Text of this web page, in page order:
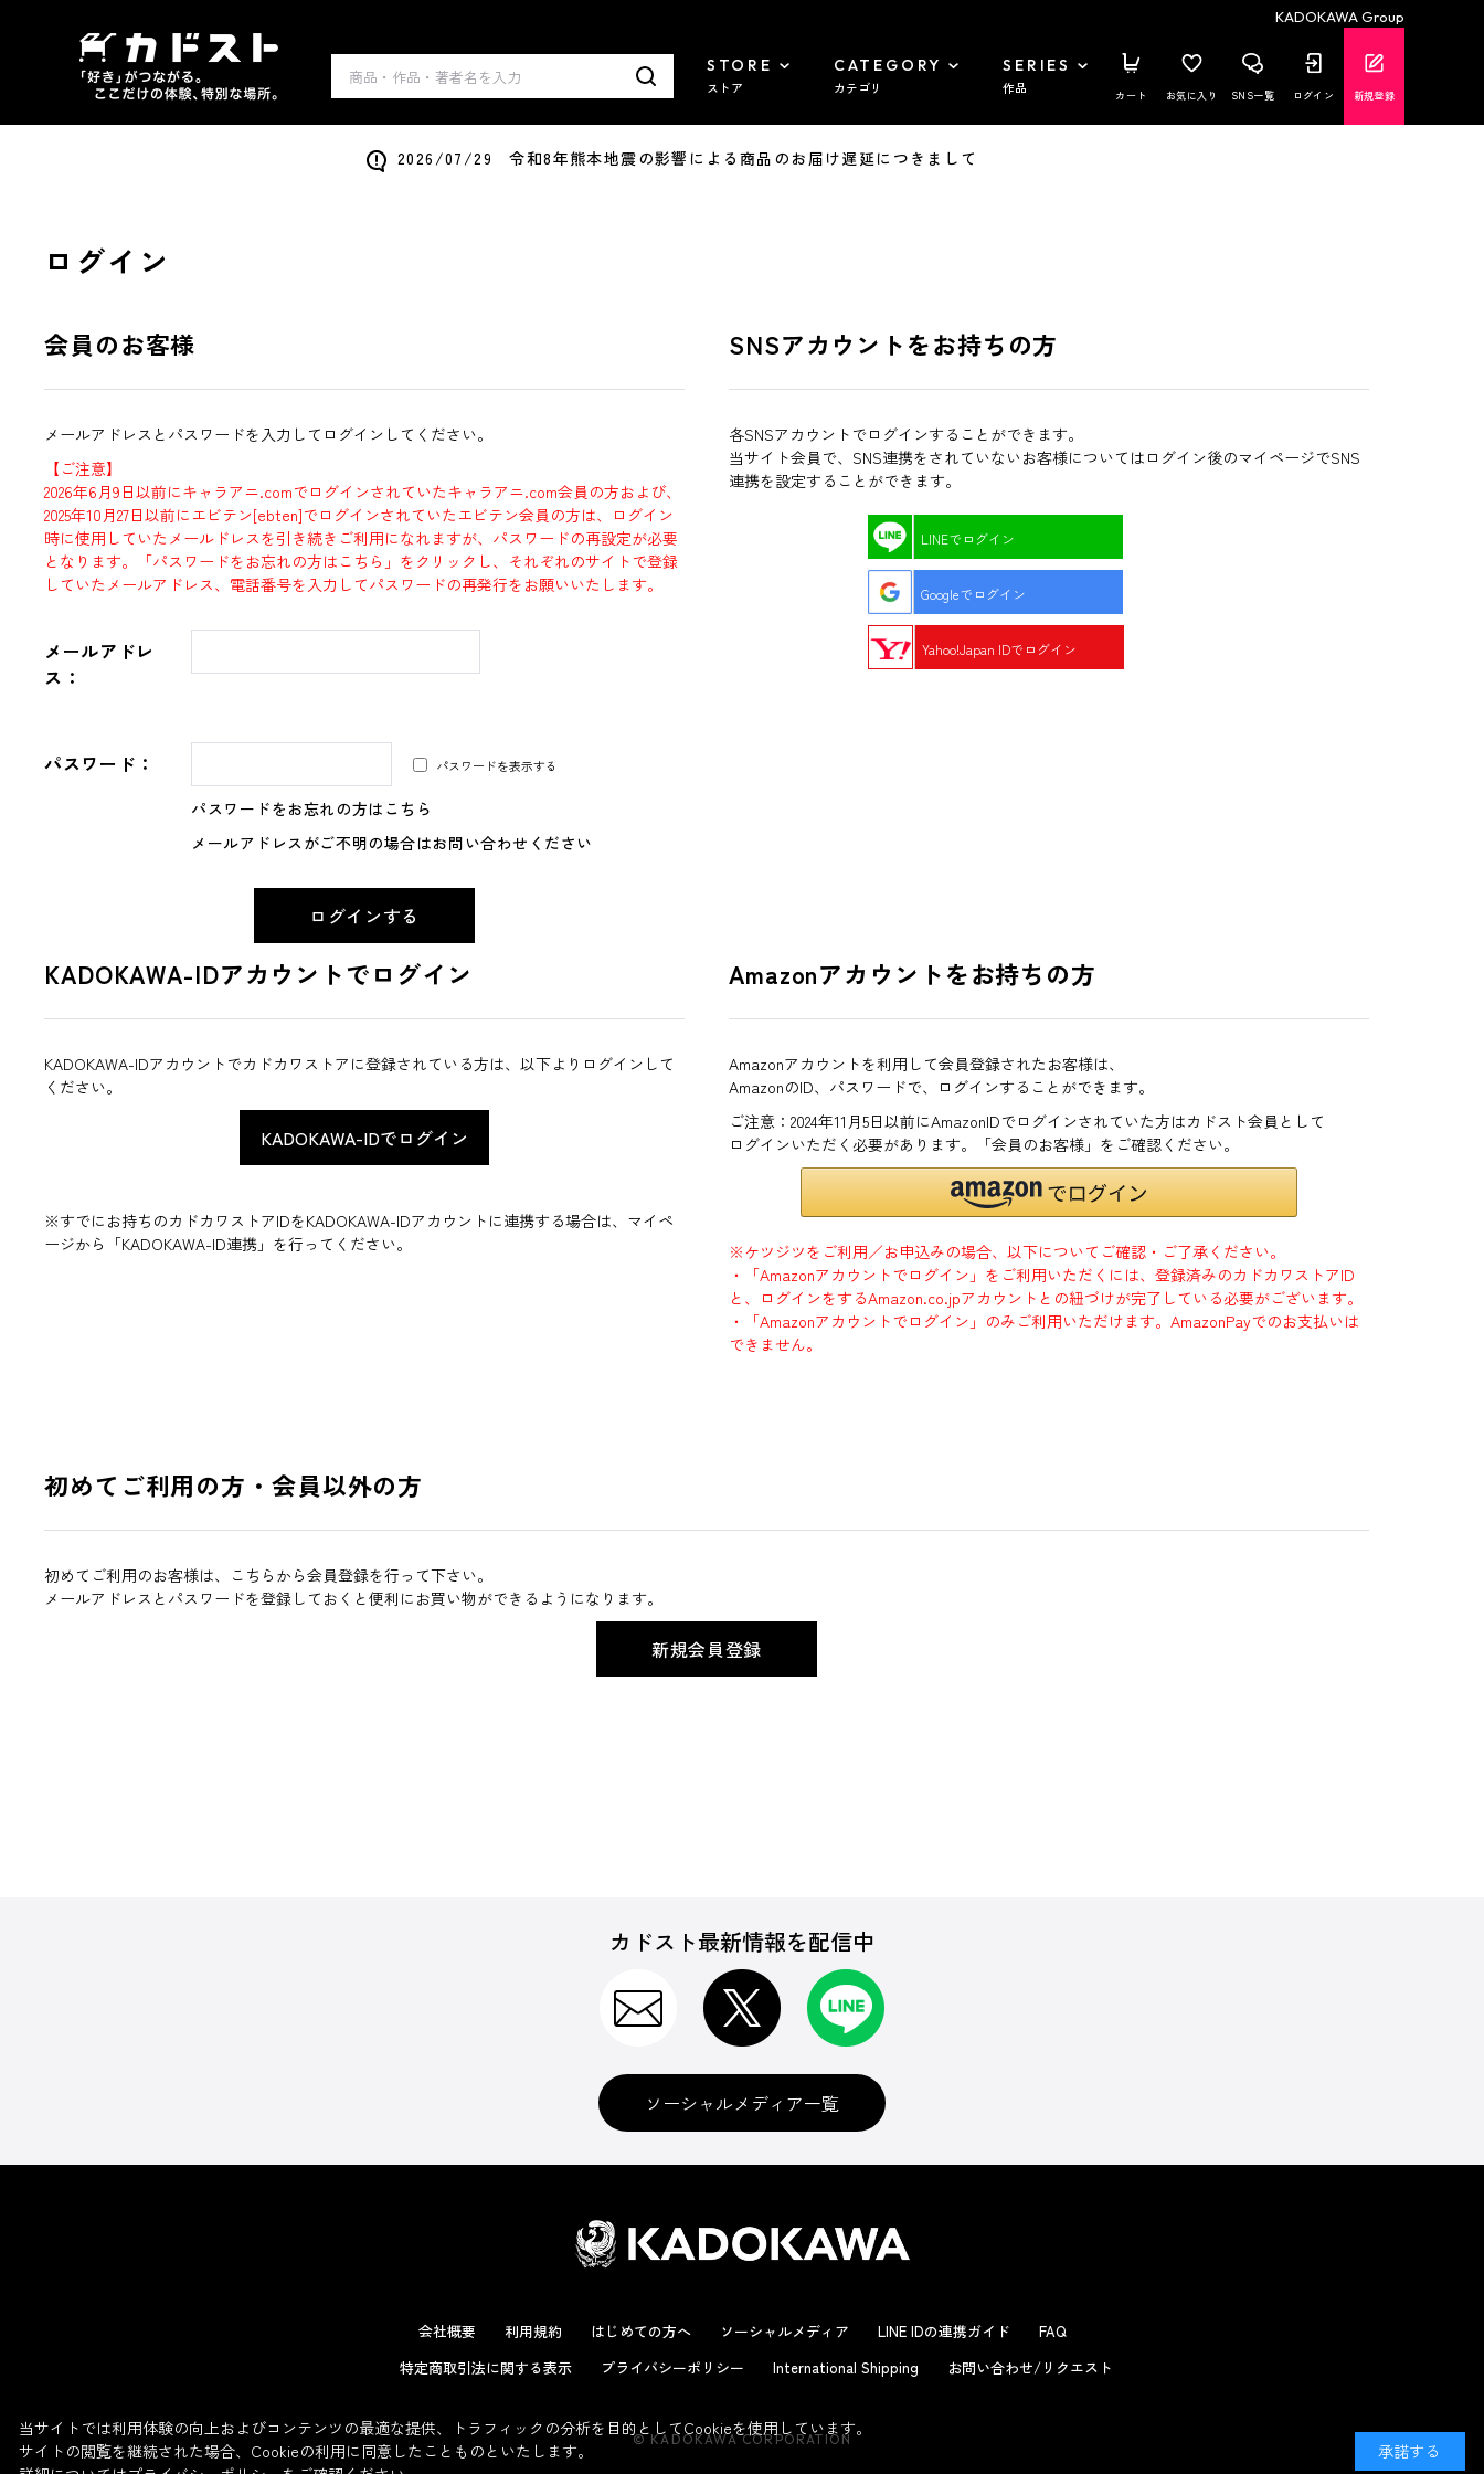
KADOKAWA Group
STORE
ストア
CATEGORY
カテゴリ
SERIES
作品 カート お気に入り SNS一覧 ログイン 新規登録
2026/07/29 令和8年熊本地震の影響による商品のお届け遅延につきまして
ログイン
会員のお客様
メールアドレスとパスワードを入力してログインしてください。
【ご注意】
2026年6月9日以前にキャラアニ.comでログインされていたキャラアニ.com会員の方および、
2025年10月27日以前にエビテン[ebten]でログインされていたエビテン会員の方は、ログイン
時に使用していたメールドレスを引き続きご利用になれますが、パスワードの再設定が必要
となります。「パスワードをお忘れの方はこちら」をクリックし、それぞれのサイトで登録
していたメールアドレス、電話番号を入力してパスワードの再発行をお願いいたします。
メールアドレ
ス：
パスワード： パスワードを表示する
パスワードをお忘れの方はこちら
メールアドレスがご不明の場合はお問い合わせください
KADOKAWA-IDアカウントでログイン
KADOKAWA-IDアカウントでカドカワストアに登録されている方は、以下よりログインして
ください。
※すでにお持ちのカドカワストアIDをKADOKAWA-IDアカウントに連携する場合は、マイペ
ージから「KADOKAWA-ID連携」を行ってください。
SNSアカウントをお持ちの方
各SNSアカウントでログインすることができます。
当サイト会員で、SNS連携をされていないお客様についてはログイン後のマイページでSNS
連携を設定することができます。
LINEでログイン
Googleでログイン
Yahoo!Japan IDでログイン
Amazonアカウントをお持ちの方
Amazonアカウントを利用して会員登録されたお客様は、
AmazonのID、パスワードで、ログインすることができます。
ご注意：2024年11月5日以前にAmazonIDでログインされていた方はカドスト会員として
ログインいただく必要があります。「会員のお客様」をご確認ください。
※ケツジツをご利用／お申込みの場合、以下についてご確認・ご了承ください。
・「Amazonアカウントでログイン」をご利用いただくには、登録済みのカドカワストアID
と、ログインをするAmazon.co.jpアカウントとの紐づけが完了している必要がございます。
・「Amazonアカウントでログイン」のみご利用いただけます。AmazonPayでのお支払いは
できません。
初めてご利用の方・会員以外の方
初めてご利用のお客様は、こちらから会員登録を行って下さい。
メールアドレスとパスワードを登録しておくと便利にお買い物ができるようになります。
カドスト最新情報を配信中
ソーシャルメディア一覧
会社概要 利用規約 はじめての方へ ソーシャルメディア LINE IDの連携ガイド
FAQ
特定商取引法に関する表示
プライバシーポリシー International Shipping お問い合わせ/リクエスト
© KADOKAWA CORPORATION
当サイトでは利用体験の向上およびコンテンツの最適な提供、トラフィックの分析を目的としてCookieを使用しています。
サイトの閲覧を継続された場合、Cookieの利用に同意したことものといたします。
承諾する